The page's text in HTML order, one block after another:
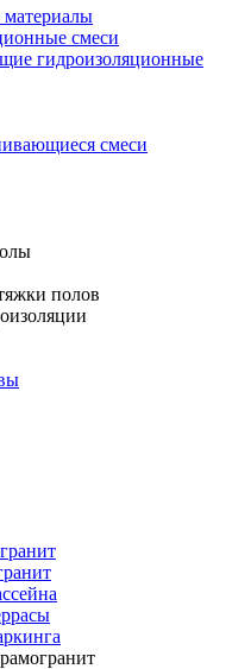
смеси
гидроизоляционные
смеси
полов